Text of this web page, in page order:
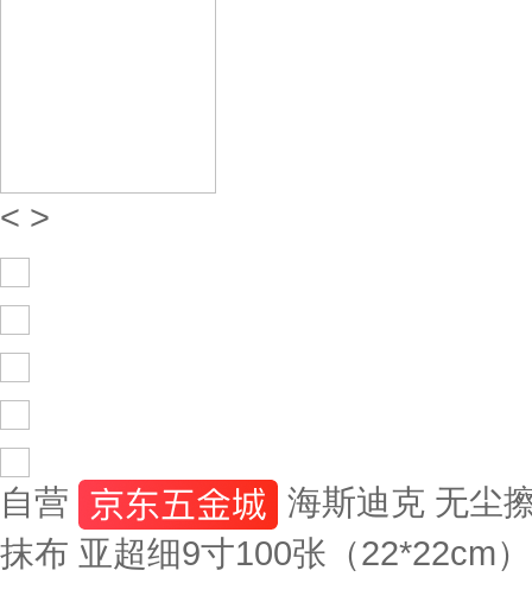
< >
自营
海斯迪克 无尘
抹布 亚超细9寸100张（22*22cm